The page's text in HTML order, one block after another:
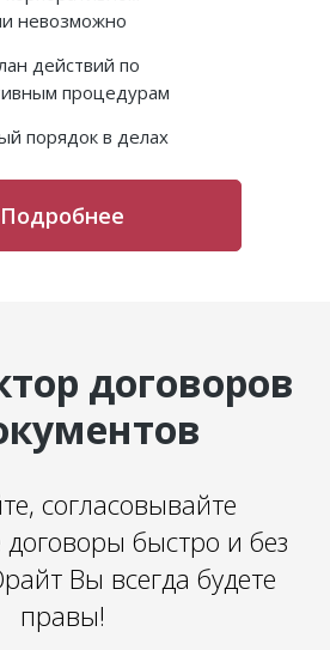
невозможно
Подробнее
действий по
процедурам
порядок в делах
договоров
согласовывайте
быстро и без
Вы всегда будете
правы!